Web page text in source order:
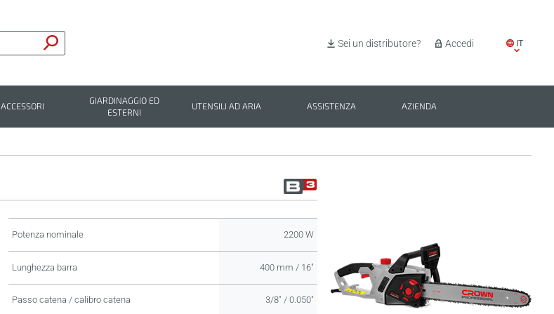
IT
Accedi
Sei un distributore?
ACCESSORI
GIARDINAGGIO ED
ESTERNI
UTENSILI AD ARIA ASSISTENZA AZIENDA
Potenza nominale 2200 W
Lunghezza barra 400 mm / 16"
Passo catena / calibro catena 3/8" / 0.050"